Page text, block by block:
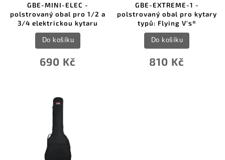
GBE-MINI-ELEC -
polstrovaný obal pro 1/2 a
3/4 elektrickou kytaru
690 Kč
Do košíku
GBE-EXTREME-1 -
polstrovaný obal pro kytary
typů: Flying V's®
810 Kč
Do košíku